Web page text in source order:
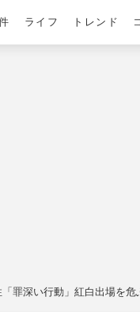
ライフ トレンド
罪深い行動」紅白出場を危